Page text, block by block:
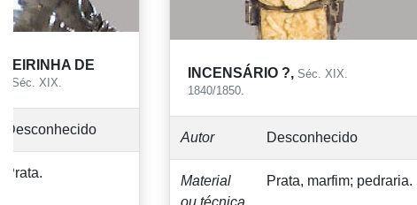
Séc. XIX.
marfim; pedraria.
CASTIÇAL-DE-BANQUETA,
Material